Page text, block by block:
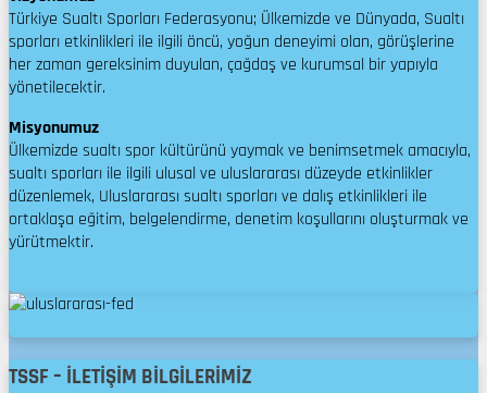
Türkiye Sualtı Sporları Federasyonu; Ülkemizde ve Dünyada, Sualtı
sporları etkinlikleri ile ilgili öncü, yoğun deneyimi olan, görüşlerine
her zaman gereksinim duyulan, çağdaş ve kurumsal bir yapıyla
yönetilecektir.
Misyonumuz
Ülkemizde sualtı spor kültürünü yaymak ve benimsetmek amacıyla,
sualtı sporları ile ilgili ulusal ve uluslararası düzeyde etkinlikler
düzenlemek, Uluslararası sualtı sporları ve dalış etkinlikleri ile
ortaklaşa eğitim, belgelendirme, denetim koşullarını oluşturmak ve
yürütmektir.
TSSF – İLETİŞİM BİLGİLERİMİZ